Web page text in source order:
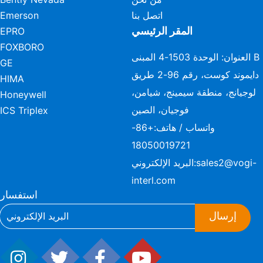
Emerson
EPRO
FOXBORO
GE
HIMA
Honeywell
ICS Triplex
اتصل بنا
المقر الرئيسي
العنوان: الوحدة 1503-4 المبنى B
دايموند كوست، رقم 96-2 طريق
لوجيانج، منطقة سيمينج، شيامن،
فوجيان، الصين
واتساب / هاتف:
+86-
18050019721
البريد الإلكتروني:sales2@vogi-
interl.com
استفسار
إرسال